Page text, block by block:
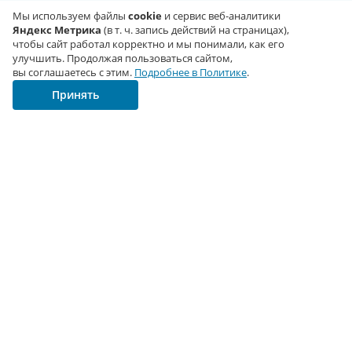
Контакты
г. Москва
ул. Туристская, д. 19, корп. 3, оф. 761
+7 (929) 680-19-43
+7 (925) 612-91-12
Мы используем файлы cookie и сервис веб-аналитики
Яндекс Метрика (в т. ч. запись действий на страницах),
чтобы сайт работал корректно и мы понимали, как его
улучшить. Продолжая пользоваться сайтом,
вы соглашаетесь с этим. Подробнее в Политике.
Принять